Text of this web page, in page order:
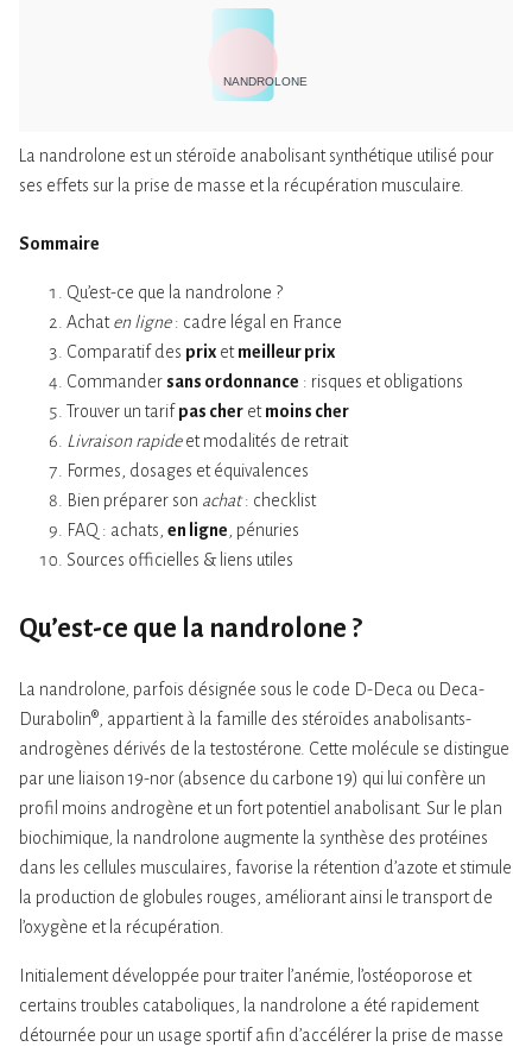
NANDROLONE
La nandrolone est un stéroïde anabolisant synthétique utilisé pour
ses effets sur la prise de masse et la récupération musculaire.
Sommaire
Qu’est-ce que la nandrolone ?
Achaten ligne: cadre légal en France
Comparatif des prix etmeilleur prix
Commander sans ordonnance : risques et obligations
Trouver un tarif pas cher etmoins cher
Livraison rapideet modalités de retrait
Formes, dosages et équivalences
Bien préparer son achat: checklist
FAQ : achats, en ligne , pénuries
Sources officielles & liens utiles
Qu’est-ce que la nandrolone ?
La nandrolone, parfois désignée sous le code D-Deca ou Deca-
Durabolin®, appartient à la famille des stéroïdes anabolisants-
androgènes dérivés de la testostérone. Cette molécule se distingue
par une liaison 19-nor (absence du carbone 19) qui lui confère un
profil moins androgène et un fort potentiel anabolisant. Sur le plan
biochimique, la nandrolone augmente la synthèse des protéines
dans les cellules musculaires, favorise la rétention d’azote et stimule
la production de globules rouges, améliorant ainsi le transport de
l’oxygène et la récupération.
Initialement développée pour traiter l’anémie, l’ostéoporose et
certains troubles cataboliques, la nandrolone a été rapidement
détournée pour un usage sportif afin d’accélérer la prise de masse